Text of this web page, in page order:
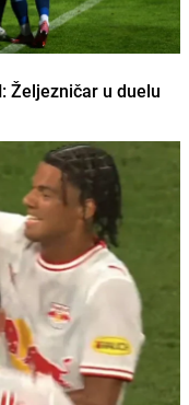
Željezničar u duelu